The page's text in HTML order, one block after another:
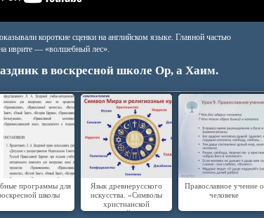
короткие сценки на английском языке. Главной частью
иврите — «волшебный лес».
в воскресной школе Ор, а Хаим.
программы для
школы
Язык древнерусского
искусства. «Символы
христианской
православной культуры»
Православное учение о
человеке